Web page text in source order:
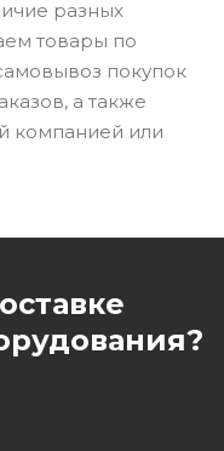
разных
товары по
покупок
а также
компанией или